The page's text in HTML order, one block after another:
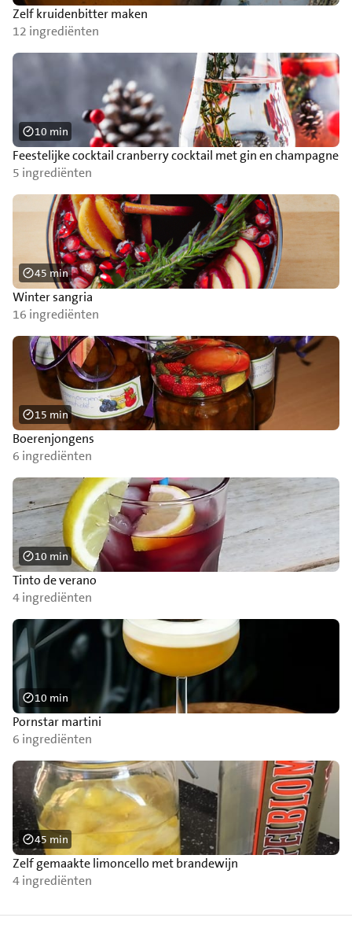
Zelf kruidenbitter maken
12 ingrediënten
Feestelijke cocktail cranberry cocktail met gin en champagne
5 ingrediënten
10 min
Winter sangria
16 ingrediënten
45 min
Boerenjongens
6 ingrediënten
15 min
Tinto de verano
4 ingrediënten
10 min
Pornstar martini
6 ingrediënten
10 min
Zelf gemaakte limoncello met brandewijn
4 ingrediënten
45 min